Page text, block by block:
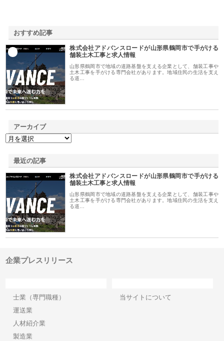
おすすめ記事
株式会社アドバンスロードが山形県鶴岡市で手がける
舗装土木工事と求人情報
山形県鶴岡市で地域の道路基盤を支える企業として、舗装工事や
土木工事を手がける専門会社があります。地域住民の生活を支え
る道…
アーカイブ
最近の記事
株式会社アドバンスロードが山形県鶴岡市で手がける
舗装土木工事と求人情報
山形県鶴岡市で地域の道路基盤を支える企業として、舗装工事や
土木工事を手がける専門会社があります。地域住民の生活を支え
る道…
企業プレスリリース
士業（専門職種）
運送業
人材紹介業
製造業
当サイトについて